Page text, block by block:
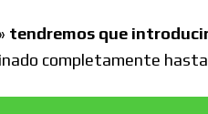
tendremos que
completamente